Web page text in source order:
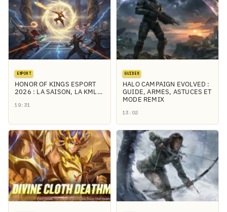
ESPORT
HONOR OF KINGS ESPORT
2026 : LA SAISON, LA KML…
19:31
GUIDES
HALO CAMPAIGN EVOLVED :
GUIDE, ARMES, ASTUCES ET
MODE REMIX
13:02